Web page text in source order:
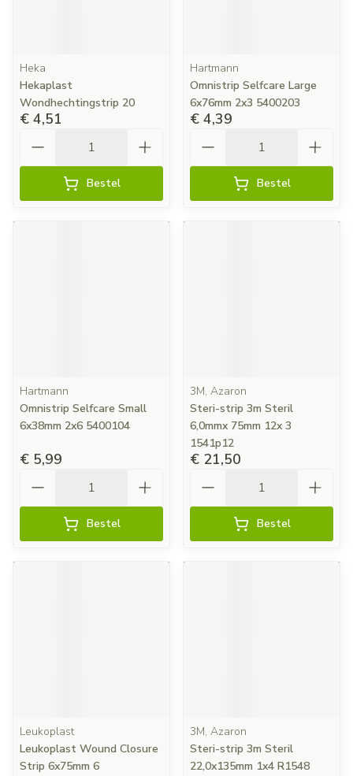
Heka
Hekaplast
Wondhechtingstrip 20
€ 4,51
Bestel
Hartmann
Omnistrip Selfcare Large
6x76mm 2x3 5400203
€ 4,39
Bestel
Hartmann
Omnistrip Selfcare Small
6x38mm 2x6 5400104
€ 5,99
Bestel
3M, Azaron
Steri-strip 3m Steril
6,0mmx 75mm 12x 3
1541p12
€ 21,50
Bestel
Leukoplast
Leukoplast Wound Closure
Strip 6x75mm 6
3M, Azaron
Steri-strip 3m Steril
22,0x135mm 1x4 R1548